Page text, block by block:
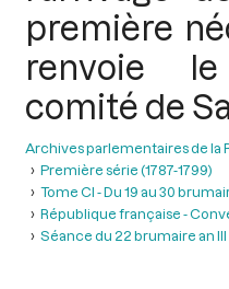
première
renvoie
comité de
Archives parlementaires de la
Première série (1787-1799)
Tome CI - Du 19 au 30
République française -
Séance du 22 brumaire an